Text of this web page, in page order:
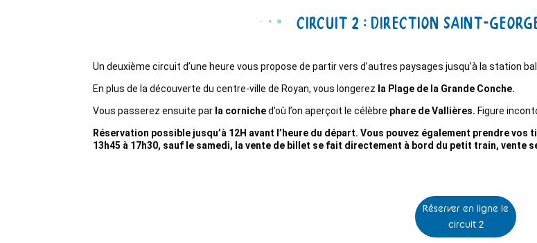
Circuit 2 : Direction Saint-
Un deuxième circuit d’une heure vous propose de partir vers d’autres paysages jusqu’à la station
En plus de la découverte du centre-ville de Royan, vous longerez la Plage de la Grande Conche.
Vous passerez ensuite par la corniched’où l’on aperçoit le célèbre phare de Vallières. Figure
Réservation possible jusqu’à 12H avant l’heure du départ. Vous pouvez également prendre
13h45 à 17h30, sauf le samedi, la vente de billet se fait directement à bord du petit train, vente
Réserver en ligne le
circuit 2